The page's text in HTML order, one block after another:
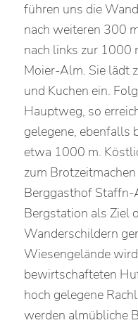
führen uns die
nach weiteren 300
nach links zur 1000
Moier-Alm. Sie lädt
und Kuchen ein.
Hauptweg, so
gelegene, ebenfalls
etwa 1000 m.
zum
Berggasthof Staffn-
Bergstation als Ziel
Wanderschildern
Wiesengelände
bewirtschafteten
hoch gelegene
werden almübliche